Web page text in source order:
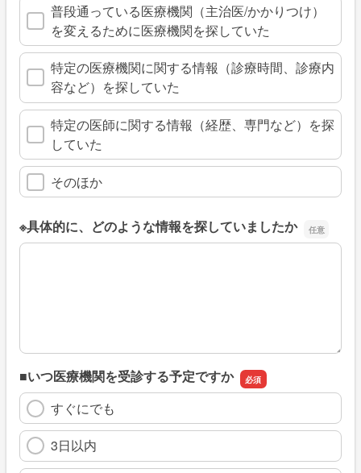
普段通っている医療機関（主治医/かかりつけ）
を変えるために医療機関を探していた
特定の医療機関に関する情報（診療時間、診療内
容など）を探していた
特定の医師に関する情報（経歴、専門など）を探
していた
そのほか
※具体的に、どのような情報を探していましたか
※具体的に、どのような情報を探していましたか
■いつ医療機関を受診する予定ですか
すぐにでも
3日以内